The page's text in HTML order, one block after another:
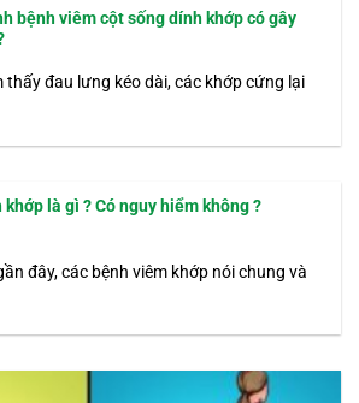
bệnh viêm cột sống dính khớp có gây
thấy đau lưng kéo dài, các khớp cứng lại
là gì ? Có nguy hiểm không ?
đây, các bệnh viêm khớp nói chung và